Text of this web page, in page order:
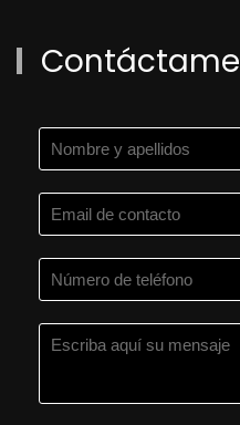
Contáctame